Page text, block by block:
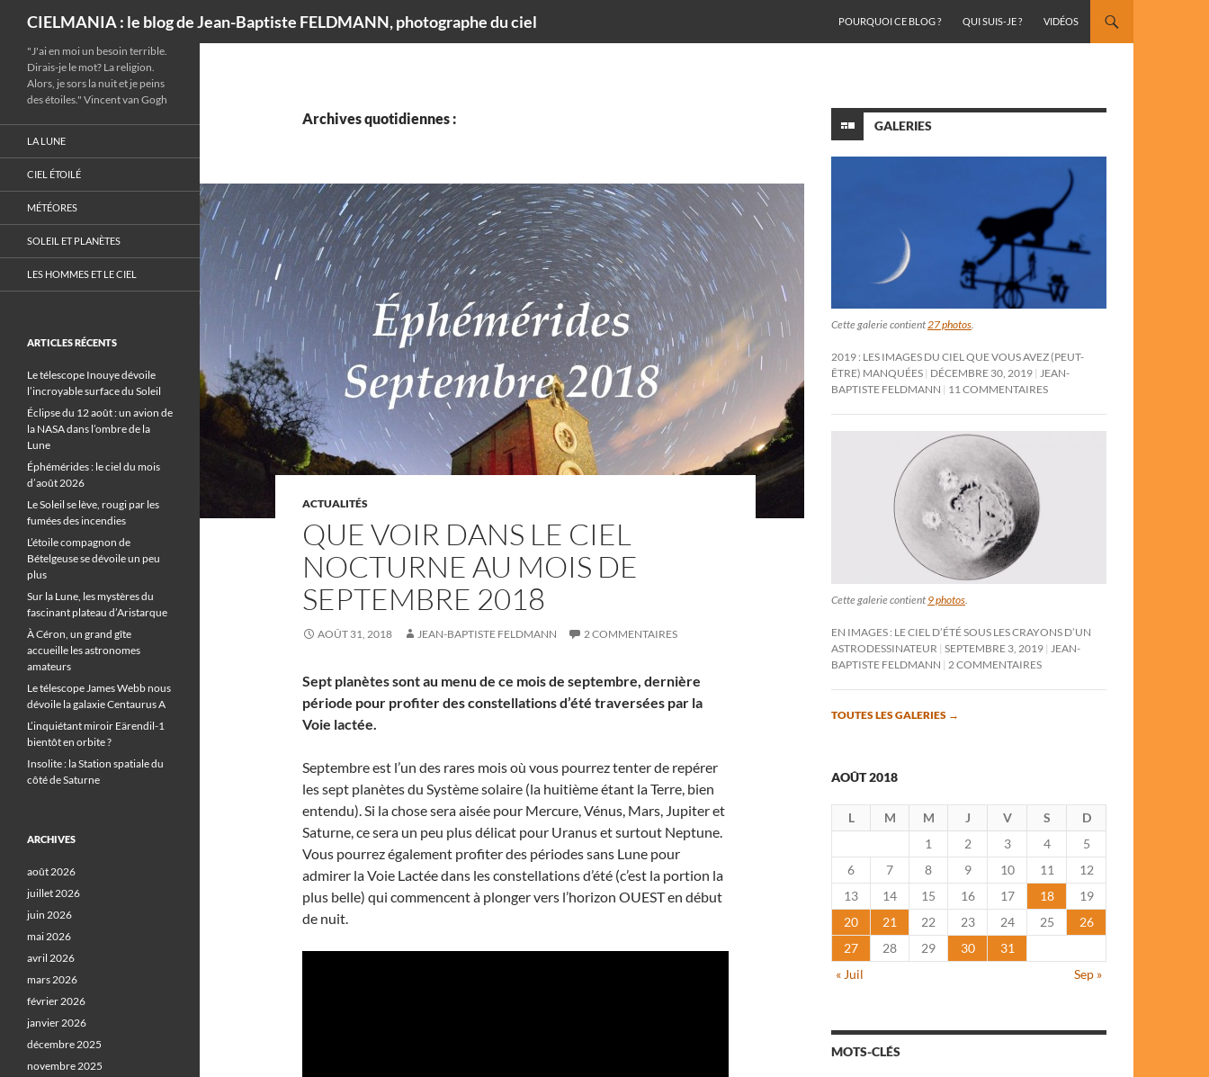
CIELMANIA : le blog de Jean-Baptiste FELDMANN, photographe du ciel
POURQUOI CE BLOG ?
QUI SUIS-JE ? VIDÉOS
Archives quotidiennes :
ACTUALITÉS
QUE VOIR DANS LE CIEL
NOCTURNE AU MOIS DE
SEPTEMBRE 2018
AOÛT 31, 2018 JEAN-BAPTISTE FELDMANN 2 COMMENTAIRES
Sept planètes sont au menu de ce mois de septembre, dernière
période pour profiter des constellations d’été traversées par la
Voie lactée.
Septembre est l’un des rares mois où vous pourrez tenter de repérer
les sept planètes du Système solaire (la huitième étant la Terre, bien
entendu). Si la chose sera aisée pour Mercure, Vénus, Mars, Jupiter et
Saturne, ce sera un peu plus délicat pour Uranus et surtout Neptune.
Vous pourrez également profiter des périodes sans Lune pour
admirer la Voie Lactée dans les constellations d’été (c’est la portion la
plus belle) qui commencent à plonger vers l’horizon OUEST en début
de nuit.
GALERIES
Cette galerie contient27 photos.
2019 : LES IMAGES DU CIEL QUE VOUS AVEZ (PEUT-
ÊTRE) MANQUÉES DÉCEMBRE 30, 2019 JEAN-
BAPTISTE FELDMANN
11 COMMENTAIRES
Cette galerie contient 9 photos
EN IMAGES : LE CIEL D’ÉTÉ SOUS LES CRAYONS D’UN
ASTRODESSINATEUR SEPTEMBRE 3, 2019
JEAN-
BAPTISTE FELDMANN
2 COMMENTAIRES
TOUTES LES GALERIES →
AOÛT 2018
L M M J V S
D
1
2 3 4
5
6
7 8 9 10 11
12
13
14 15 16 17 18
19
20
21 22 23 24 25
26
27
28 29 30
31
« Juil
Sep »
MOTS-CLÉS
"J'ai en moi un besoin terrible.
Dirais-je le mot? La religion.
Alors, je sors la nuit et je peins
des étoiles." Vincent van Gogh
LA LUNE
CIEL ÉTOILÉ
MÉTÉORES
SOLEIL ET PLANÈTES
LES HOMMES ET LE CIEL
ARTICLES RÉCENTS
Le télescope Inouye dévoile
l’incroyable surface du Soleil
Éclipse du 12 août : un avion de
la NASA dans l’ombre de la
Lune
Éphémérides : le ciel du mois
d’août 2026
Le Soleil se lève, rougi par les
fumées des incendies
L’étoile compagnon de
Bételgeuse se dévoile un peu
plus
Sur la Lune, les mystères du
fascinant plateau d’Aristarque
À Céron, un grand gîte
accueille les astronomes
amateurs
Le télescope James Webb nous
dévoile la galaxie Centaurus A
L’inquiétant miroir Eärendil-1
bientôt en orbite ?
Insolite : la Station spatiale du
côté de Saturne
ARCHIVES
août 2026
juillet 2026
juin 2026
mai 2026
avril 2026
mars 2026
février 2026
janvier 2026
décembre 2025
novembre 2025